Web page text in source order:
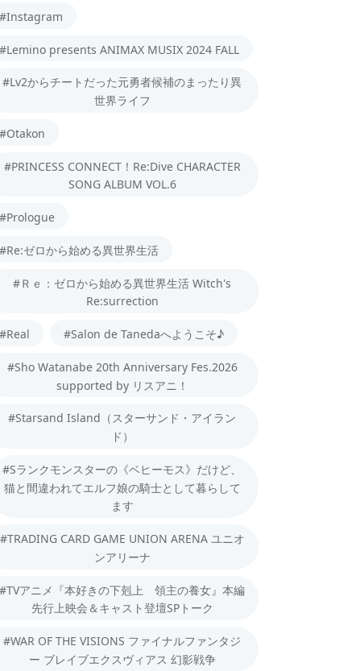
#Instagram
#Lemino presents ANIMAX MUSIX 2024 FALL
#Lv2からチートだった元勇者候補のまったり異
世界ライフ
#Otakon
#PRINCESS CONNECT！Re:Dive CHARACTER
SONG ALBUM VOL.6
#Prologue
#Re:ゼロから始める異世界生活
#Ｒｅ：ゼロから始める異世界生活 Witch's
Re:surrection
#Real #Salon de Tanedaへようこそ♪
#Sho Watanabe 20th Anniversary Fes.2026
supported by リスアニ！
#Starsand Island（スターサンド・アイラン
ド）
#Sランクモンスターの《ベヒーモス》だけど、
猫と間違われてエルフ娘の騎士として暮らして
ます
#TRADING CARD GAME UNION ARENA ユニオ
ンアリーナ
#TVアニメ『本好きの下剋上 領主の養女』本編
先行上映会＆キャスト登壇SPトーク
#WAR OF THE VISIONS ファイナルファンタジ
ー ブレイブエクスヴィアス 幻影戦争